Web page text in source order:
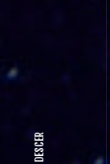
DESCER